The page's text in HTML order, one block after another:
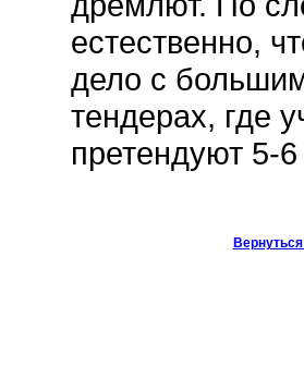
естественно,
дело с
тендерах, где
претендуют 5-